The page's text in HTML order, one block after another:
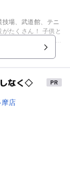
場、武道館、テニ
たくさん！ 子供と
らの公園から延びる
ができます。「電
公園下のトンネルを
なく◇